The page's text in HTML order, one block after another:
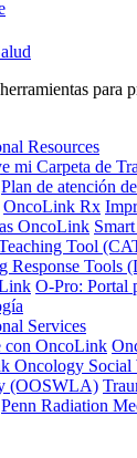
para
Resources
mi Carpeta de
Plan de atención
OncoLink Rx
OncoLink
Tool
Response Tools
O-Pro: Portal
Services
con OncoLink
Oncology Social
(OOSWLA)
Penn Radiation